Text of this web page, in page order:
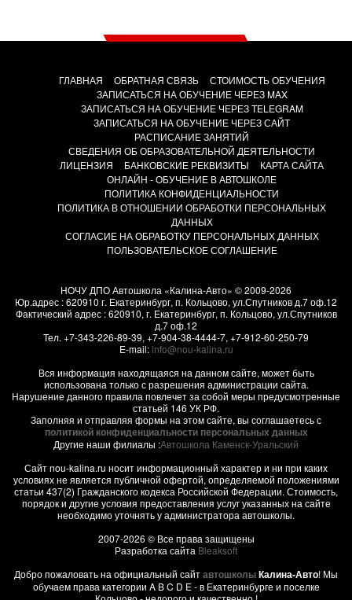
ГЛАВНАЯ ОБРАТНАЯ СВЯЗЬ
СТОИМОСТЬ ОБУЧЕНИЯ
ЗАПИСАТЬСЯ НА ОБУЧЕНИЕ ЧЕРЕЗ MAX
ЗАПИСАТЬСЯ НА ОБУЧЕНИЕ ЧЕРЕЗ TELEGRAM
ЗАПИСАТЬСЯ НА ОБУЧЕНИЕ ЧЕРЕЗ САЙТ
РАСПИСАНИЕ ЗАНЯТИЙ
СВЕДЕНИЯ ОБ ОБРАЗОВАТЕЛЬНОЙ ДЕЯТЕЛЬНОСТИ
ЛИЦЕНЗИЯ
БАНКОВСКИЕ РЕКВИЗИТЫ
КАРТА САЙТА
ОНЛАЙН - ОБУЧЕНИЕ В АВТОШКОЛЕ
ПОЛИТИКА КОНФИДЕНЦИАЛЬНОСТИ
ПОЛИТИКА В ОТНОШЕНИИ ОБРАБОТКИ ПЕРСОНАЛЬНЫХ
ДАННЫХ
СОГЛАСИЕ НА ОБРАБОТКУ ПЕРСОНАЛЬНЫХ ДАННЫХ
ПОЛЬЗОВАТЕЛЬСКОЕ СОГЛАШЕНИЕ
НОЧУ ДПО Автошкола «Калина-Авто» © 2009-2026
Юр.адрес : 620910 г. Екатеринбург, п. Кольцово, ул.Спутников д.7 оф.12
Фактический адрес :620910, г. Екатеринбург, п. Кольцово, ул.Спутников
д.7 оф.12
Тел. +7-343-226-89-39, +7-904-38-4444-7, +7-912-60-250-79
E-mail:info@nou-kalina.ru
Вся информация находящаяся на данном сайте, может быть
использована только с разрешения администрации сайта.
Нарушение данного правила повлечет за собой меры предусмотренные
статьей 146 УК РФ.
Заполняя и отправляя формы на этом сайте, вы соглашаетесь с
политикой конфиденциальности персональных данных
Другие наши филиалы :Автошкола Каменск-Уральский
Сайт nou-kalina.ru носит информационный характер и ни при каких
условиях не является публичной офертой, определяемой положениями
статьи 437(2) Гражданского кодекса Российской Федерации. Стоимость,
порядок и другие условия предоставления услуг указанных на сайте
необходимо уточнять у администратора автошколы.
2007-2026 © Все права защищены
Разработка сайта Bleaksoft
Добро пожаловать на официальный сайтавтошколыКалина-Авто! Мы
обучаем права категории A B C D E - в Екатеринбурге и поселке